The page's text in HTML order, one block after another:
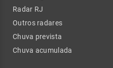
Radar RJ
Outros radares
Chuva prevista
Chuva acumulada